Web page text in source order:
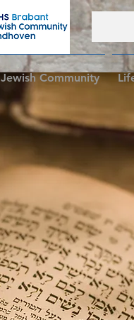
Jewish Community